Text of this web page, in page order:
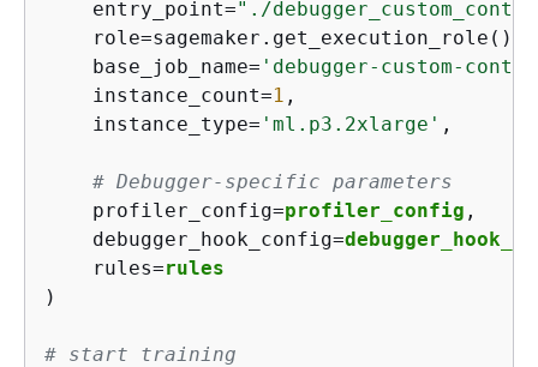
    entry_point=
"./
    role=sagemaker.get_execution_role(),
    base_job_name=
'debugger-custom-
    instance_count=
1 ,
    instance_type=
'ml.p3.2xlarge' ,
# Debugger-specific parameters
    profiler_config=
profiler_config ,
    debugger_hook_config=
    rules=
rules
)
# start training